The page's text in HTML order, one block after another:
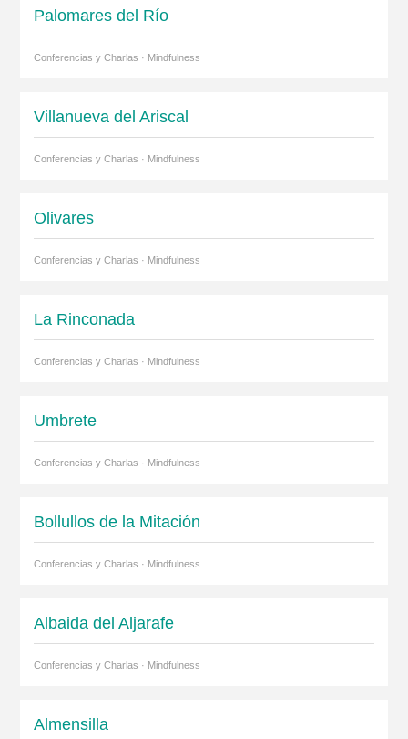
Palomares del Río
Conferencias y Charlas · Mindfulness
Villanueva del Ariscal
Conferencias y Charlas · Mindfulness
Olivares
Conferencias y Charlas · Mindfulness
La Rinconada
Conferencias y Charlas · Mindfulness
Umbrete
Conferencias y Charlas · Mindfulness
Bollullos de la Mitación
Conferencias y Charlas · Mindfulness
Albaida del Aljarafe
Conferencias y Charlas · Mindfulness
Almensilla